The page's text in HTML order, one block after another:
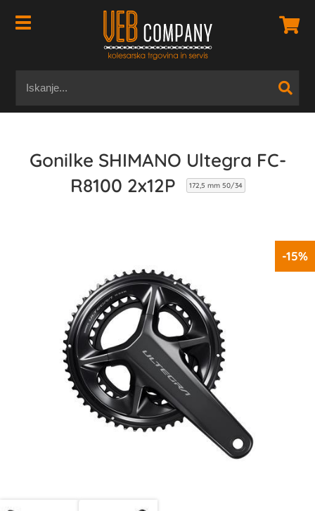
Gonilke SHIMANO Ultegra FC-
R8100 2x12P
172,5 mm 50/34
-15%